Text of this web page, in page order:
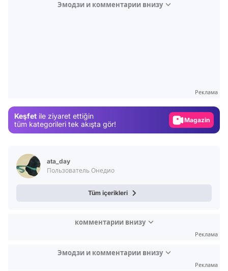
Эмодзи и комментарии внизу
Реклама
Keşfet ile ziyaret ettiğin
tüm kategorileri tek akışta gör!
Magazin
ata_day
Пользователь Онедио
Tüm içerikleri
комментарии внизу
Реклама
Эмодзи и комментарии внизу
Реклама